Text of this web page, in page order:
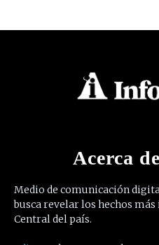
Acerca
Medio de comunicación
busca revelar los hechos
Central del país.